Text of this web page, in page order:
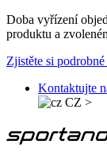
Doba vyřízení
produktu a
Zjistěte si
Kontaktujte
CZ >